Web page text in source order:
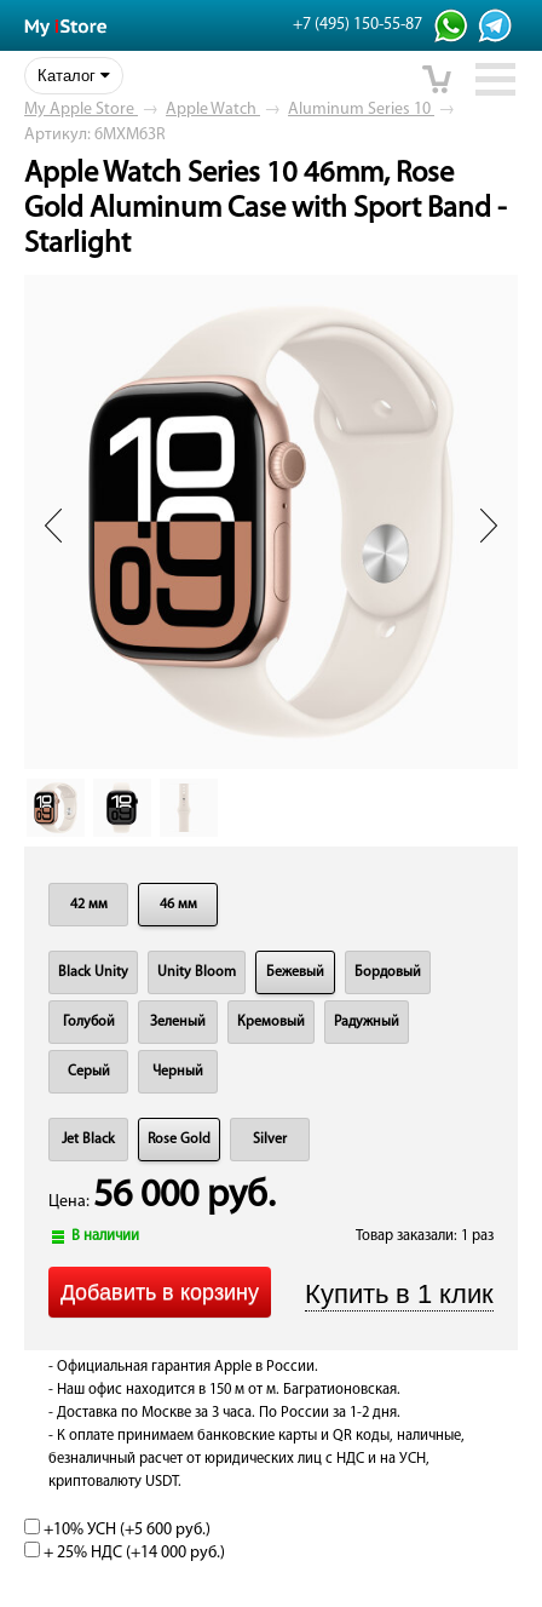
+7 (495) 150-55-87
Каталог
My Apple Store → Apple Watch → Aluminum Series 10 →
Артикул: 6MXM63R
Apple Watch Series 10 46mm, Rose
Gold Aluminum Case with Sport Band -
Starlight
42 мм 46 мм
Black Unity Unity Bloom Бежевый Бордовый
Голубой Зеленый Кремовый Радужный
Серый Черный
Jet Black Rose Gold Silver
Цена: 56 000 руб.
В наличии Товар заказали: 1 раз
- Официальная гарантия Apple в России.
- Наш офис находится в 150 м от м. Багратионовская.
- Доставка по Москве за 3 часа. По России за 1-2 дня.
- К оплате принимаем банковские карты и QR коды, наличные,
безналичный расчет от юридических лиц с НДС и на УСН,
криптовалюту USDT.
+10% УСН (+5 600 руб.)
+ 25% НДС (+14 000 руб.)